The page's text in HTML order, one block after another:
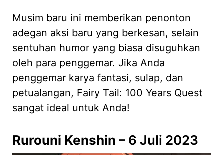
Musim baru ini memberikan penonton
adegan aksi baru yang berkesan, selain
sentuhan humor yang biasa disuguhkan
oleh para penggemar. Jika Anda
penggemar karya fantasi, sulap, dan
petualangan, Fairy Tail: 100 Years Quest
sangat ideal untuk Anda!
Rurouni Kenshin – 6 Juli 2023